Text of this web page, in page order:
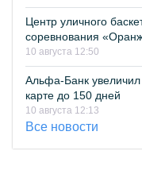
Центр уличного
соревнования
10 августа 12:50
Альфа-Банк увеличил
карте до 150 дней
10 августа 12:13
Все новости